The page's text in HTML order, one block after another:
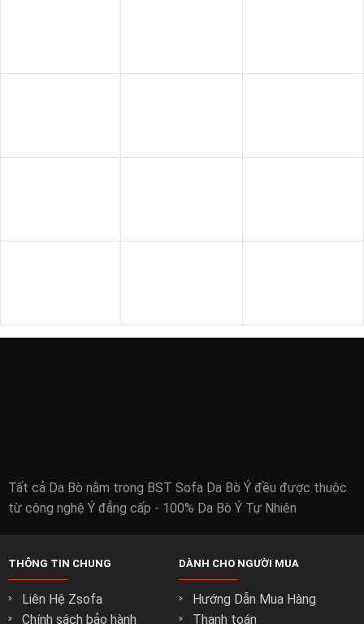
Tất cả Da Bò nằm trong BST Sofa Da Bò Ý đều được thuộc
từ công nghệ Ý đẳng cấp - 100% Da Bò Ý Tự Nhiên
THÔNG TIN CHUNG
Liên Hệ Zsofa
Chính sách bảo hành
DÀNH CHO NGƯỜI MUA
Hướng Dẫn Mua Hàng
Thanh toán